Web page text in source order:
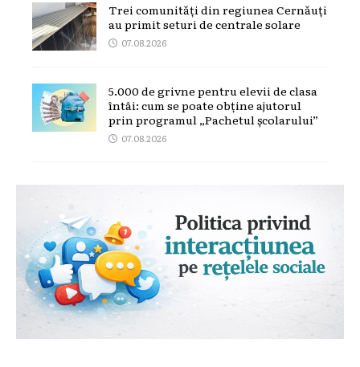
Trei comunități din regiunea Cernăuți
au primit seturi de centrale solare
07.08.2026
5.000 de grivne pentru elevii de clasa
întâi: cum se poate obține ajutorul
prin programul „Pachetul școlarului”
07.08.2026